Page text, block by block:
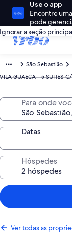
Use o app
Encontre
pode
Ignorar a seção
São Sebastião
VILA GUAECÁ - 5 SUITES
Para onde
Datas
Hóspedes
Ver todas as